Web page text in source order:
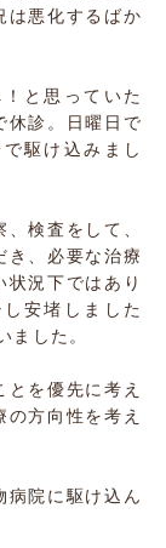
は悪化するばか
と思っていた
休診。日曜日で
駆け込みまし
検査をして、
き、必要な治療
況下ではあり
安堵しました
ました。
を優先に考え
方向性を考え
病院に駆け込ん